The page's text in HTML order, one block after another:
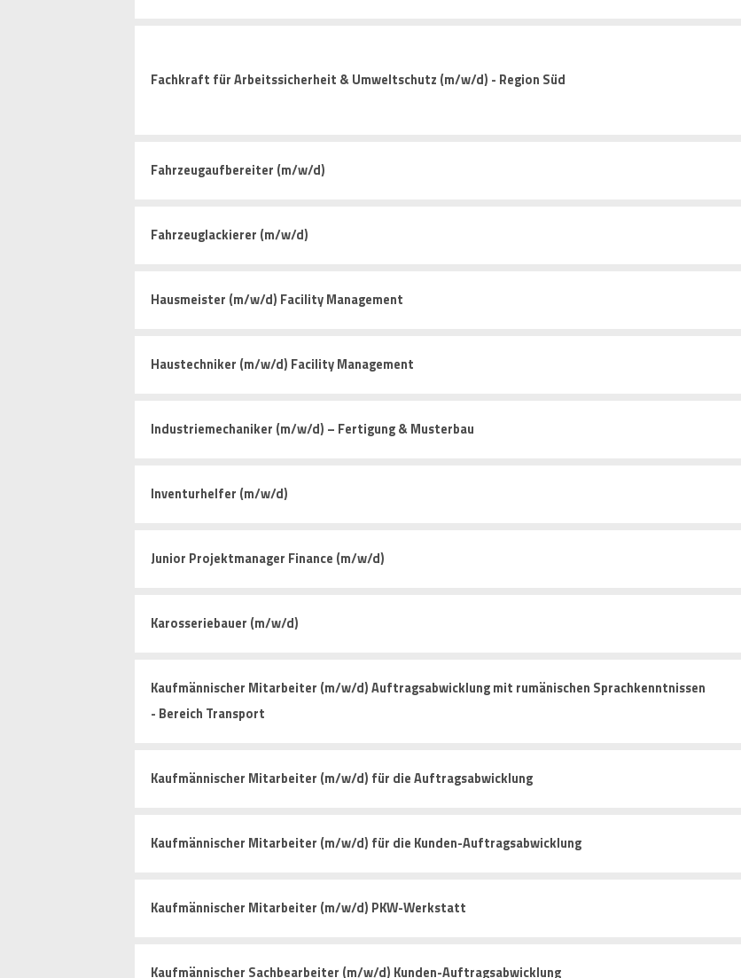
Fachkraft für Arbeitssicherheit & Umweltschutz (m/w/d) - Region Süd
Fahrzeugaufbereiter (m/w/d)
Fahrzeuglackierer (m/w/d)
Hausmeister (m/w/d) Facility Management
Haustechniker (m/w/d) Facility Management
Industriemechaniker (m/w/d) – Fertigung & Musterbau
Inventurhelfer (m/w/d)
Junior Projektmanager Finance (m/w/d)
Karosseriebauer (m/w/d)
Kaufmännischer Mitarbeiter (m/w/d) Auftragsabwicklung mit rumänischen Sprachkenntnissen
- Bereich Transport
Kaufmännischer Mitarbeiter (m/w/d) für die Auftragsabwicklung
Kaufmännischer Mitarbeiter (m/w/d) für die Kunden-Auftragsabwicklung
Kaufmännischer Mitarbeiter (m/w/d) PKW-Werkstatt
Kaufmännischer Sachbearbeiter (m/w/d) Kunden-Auftragsabwicklung